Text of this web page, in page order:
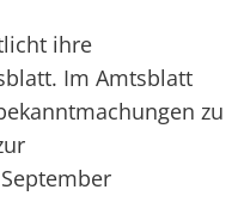
ihre
Im Amtsblatt
zu